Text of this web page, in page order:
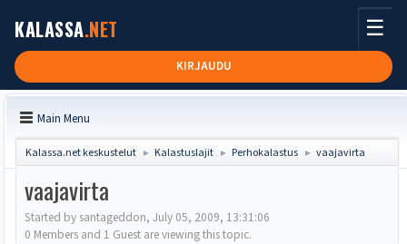
KALASSA.NET
KIRJAUDU
☰
Main Menu
Kalassa.net keskustelut ► Kalastuslajit ► Perhokalastus ► vaajavirta
vaajavirta
Started by santageddon, July 05, 2009, 13:31:06
0 Members and 1 Guest are viewing this topic.